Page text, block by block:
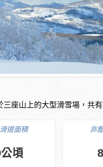
三座山上的大型滑雪場，共
道面積
頃
非